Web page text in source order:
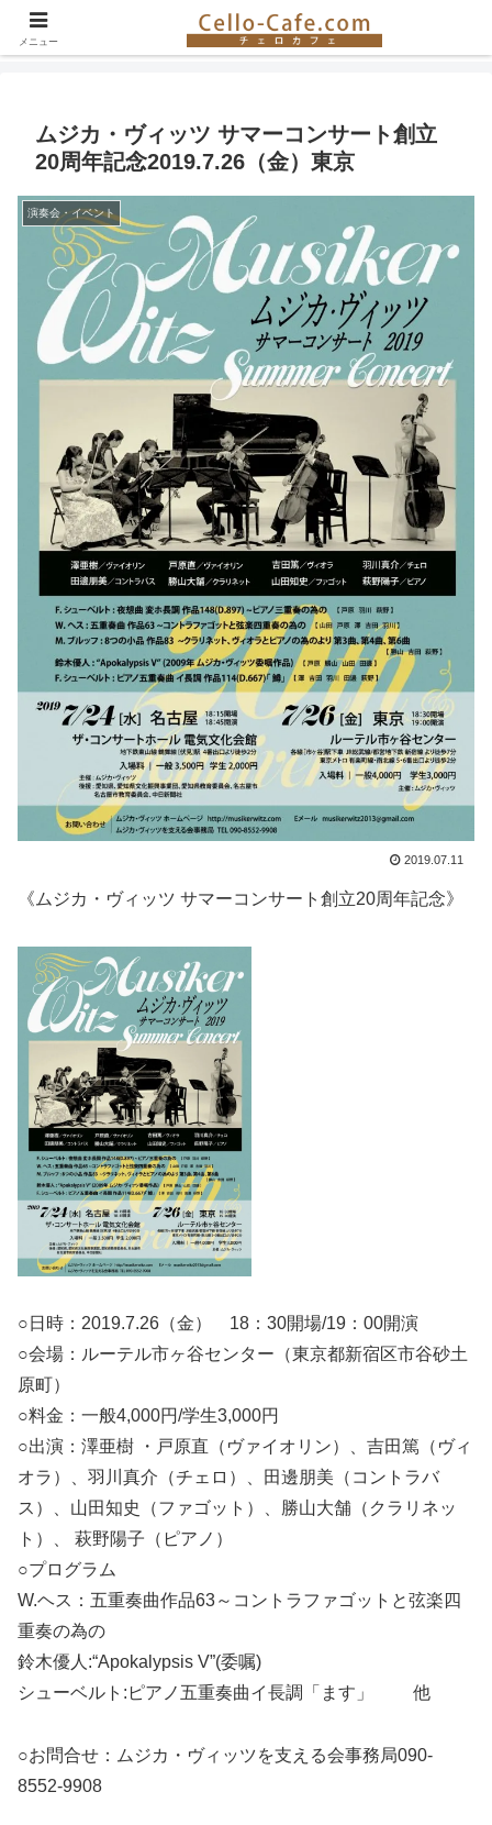
チェロ奏者やチェロ教室の紹介、イベント情報など。チェロの楽しさを伝える
サイト！
ムジカ・ヴィッツ サマーコンサート創立
20周年記念2019.7.26（金）東京
演奏会・イベント
2019.07.11
《ムジカ・ヴィッツ サマーコンサート創立20周年記念》
○日時：2019.7.26（金） 18：30開場/19：00開演
○会場：ルーテル市ヶ谷センター（東京都新宿区市谷砂土
原町）
○料金：一般4,000円/学生3,000円
○出演：澤亜樹 ・戸原直（ヴァイオリン）、吉田篤（ヴィ
オラ）、羽川真介（チェロ）、田邊朋美（コントラバ
ス）、山田知史（ファゴット）、勝山大舗（クラリネッ
ト）、 萩野陽子（ピアノ）
○プログラム
W.ヘス：五重奏曲作品63～コントラファゴットと弦楽四
重奏の為の
鈴木優人:“Apokalypsis V”(委嘱)
シューベルト:ピアノ五重奏曲イ長調「ます」 他
○お問合せ：ムジカ・ヴィッツを支える会事務局090-
8552-9908
メニュー